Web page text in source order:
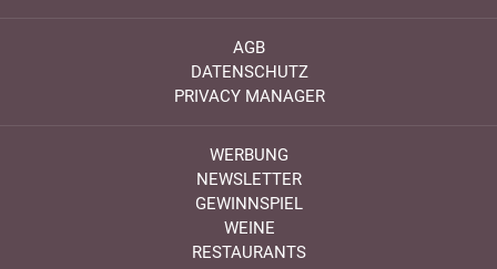
AGB
DATENSCHUTZ
PRIVACY MANAGER
WERBUNG
NEWSLETTER
GEWINNSPIEL
WEINE
RESTAURANTS